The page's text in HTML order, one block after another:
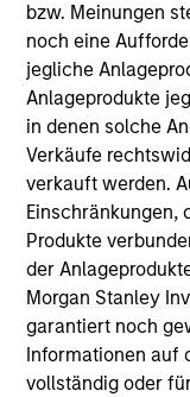
bzw. Meinungen
noch eine
jegliche
Anlageprodukte
in denen solche
Verkäufe
verkauft werden.
Einschränkungen,
Produkte
der
Morgan Stanley
garantiert noch
Informationen auf
vollständig oder
As of December
informational and
guarantee that the
positive
well in the future
service marks
owners. The
authorized,
owners. By clicking
you are navigating
these hyperlinks to
inclusion of any
endorsement,
monitoring by us of
hyperlinked site. In
information